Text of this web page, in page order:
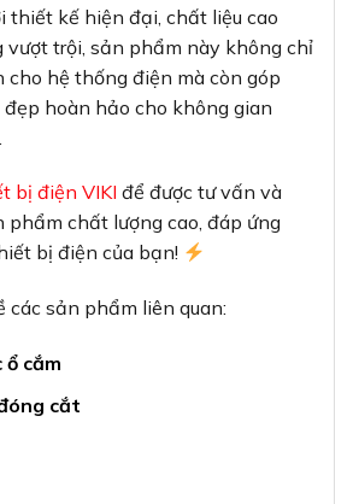
thiết kế hiện đại, chất liệu cao
trội, sản phẩm này không chỉ
cho hệ thống điện mà còn góp
hoàn hảo cho không gian
bị điện VIKI để được tư vấn và
phẩm chất lượng cao, đáp ứng
bị điện của bạn!
các sản phẩm liên quan:
ổ cắm
cắt